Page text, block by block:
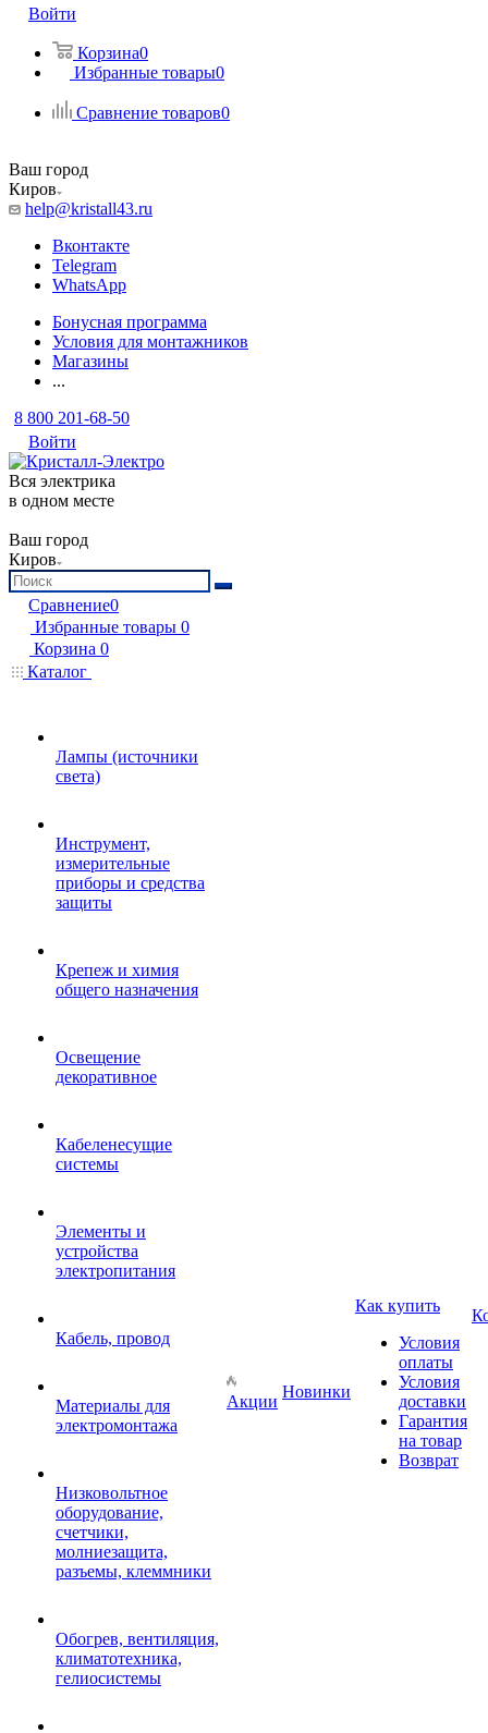
Войти
Корзина0
Избранные товары0
Сравнение товаров0
Ваш город
Киров
help@kristall43.ru
Вконтакте
Telegram
WhatsApp
Бонусная программа
Условия для монтажников
Магазины
...
8 800 201-68-50
Войти
Вся электрика
в одном месте
Ваш город
Киров
Сравнение0
Избранные товары 0
Корзина 0
Каталог
Лампы (источники
света)
Инструмент,
измерительные
приборы и средства
защиты
Крепеж и химия
общего назначения
Освещение
декоративное
Кабеленесущие
системы
Элементы и
устройства
электропитания
Кабель, провод
Материалы для
электромонтажа
Низковольтное
оборудование,
счетчики,
молниезащита,
разъемы, клеммники
Обогрев, вентиляция,
климатотехника,
гелиосистемы
Акции
Новинки
Как купить
Условия
оплаты
Условия
доставки
Гарантия
на товар
Возврат